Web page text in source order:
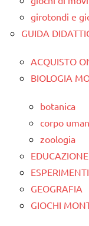
girotondi e
GUIDA
ACQUISTO
BIOLOGIA
botanica
corpo
zoologia
GEOGRAFIA
GIOCHI